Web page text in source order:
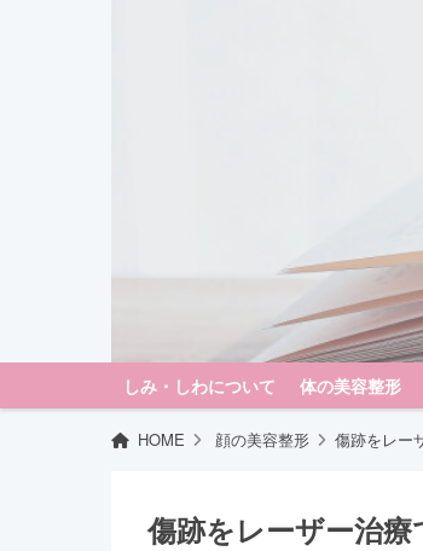
しみ・しわについて 体の美容整形
HOME 顔の美容整形 傷跡をレー
傷跡をレーザー治療